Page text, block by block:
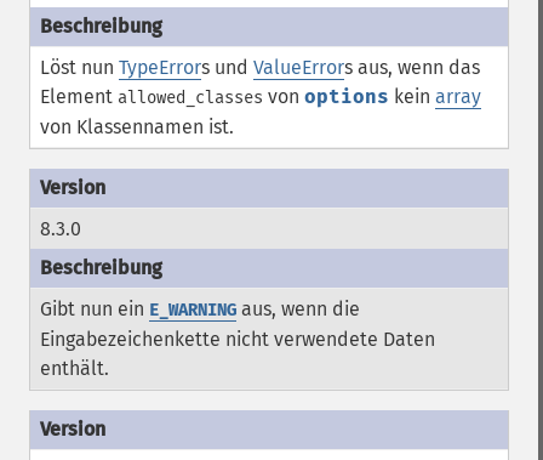
Löst nun TypeErrors und ValueErrors aus, wenn das
Element allowed_classes von options kein array
von Klassennamen ist.
8.3.0
Gibt nun ein E_WARNING aus, wenn die
Eingabezeichenkette nicht verwendete Daten
enthält.